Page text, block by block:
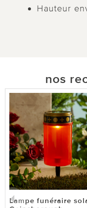
Hauteur
nos
Lampe funéraire